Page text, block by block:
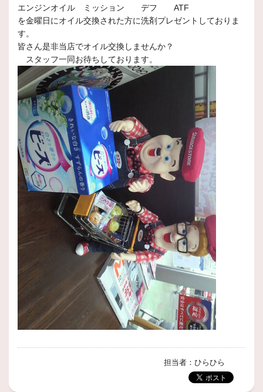
エンジンオイル ミッション デフ ATF
を金曜日にオイル交換された方に洗剤プレゼントしておりま
す。
皆さん是非当店でオイル交換しませんか？
スタッフ一同お待ちしております。
担当者：ひらひら